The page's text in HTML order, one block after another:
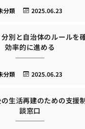
2025.06.23
分類
別と自治体のルールを確
効率的に進める
2025.06.23
分類
生活再建のための支援
談窓口